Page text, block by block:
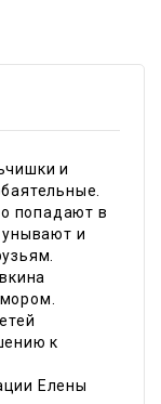
и
попадают в
и
к
Елены